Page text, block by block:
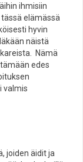
ihmisiin
elämässä
hyvin
näistä
Nämä
edes
valmis
joiden äidit ja